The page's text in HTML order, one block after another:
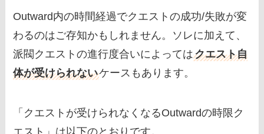
Outward内の時間経過でクエストの成功/失敗が変
わるのはご存知かもしれません。ソレに加えて、
派閥クエストの進行度合いによってはクエスト自
体が受けられないケースもあります。
「クエストが受けられなくなるOutwardの時限ク
エスト」は以下のとおりです。